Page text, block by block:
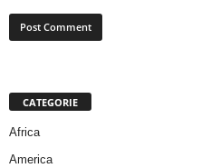
CATEGORIE
Africa
America